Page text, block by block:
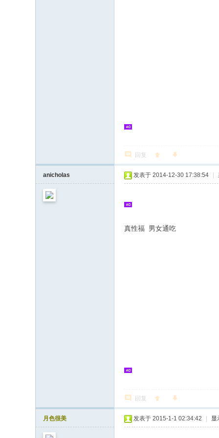
回复
anicholas 发表于 2014-12-30 17:38:54
真性福 男女通吃
回复
月色很美 发表于 2015-1-1 02:34:42 显